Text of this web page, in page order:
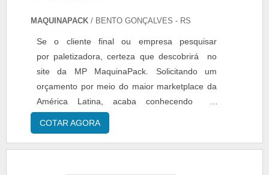
MAQUINAPACK / BENTO GONÇALVES - RS
Se o cliente final ou empresa pesquisar
por paletizadora, certeza que descobrirá no
site da MP MaquinaPack. Solicitando um
orçamento por meio do maior marketplace da
América Latina, acaba conhecendo a
sofisticação, qualidade e preço justo em um só
lugar.DETALHES SOBRE O
COTAR AGORA